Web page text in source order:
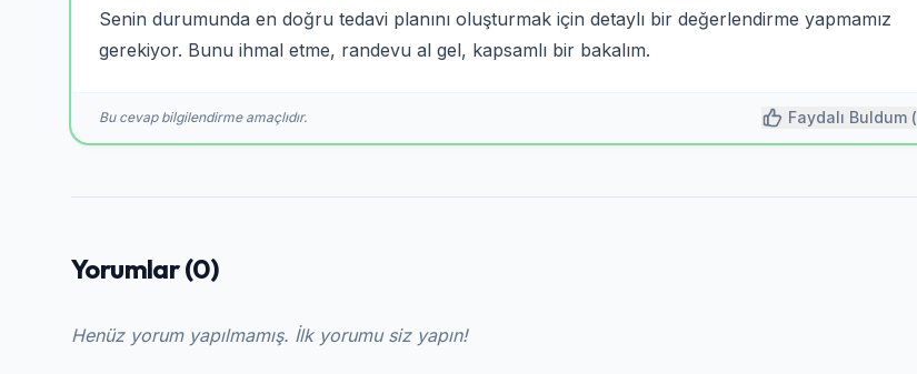
Senin durumunda en doğru tedavi planını oluşturmak için detaylı bir değerlendirme yapmamız
gerekiyor. Bunu ihmal etme, randevu al gel, kapsamlı bir bakalım.
Bu cevap bilgilendirme amaçlıdır. Faydalı Buldum (
Yorumlar (0)
Henüz yorum yapılmamış. İlk yorumu siz yapın!